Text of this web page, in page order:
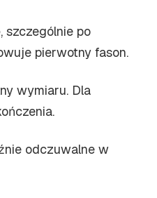
szczególnie po
pierwotny fason.
wymiaru. Dla
odczuwalne w